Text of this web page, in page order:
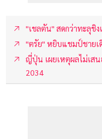
"เชลตัน" สดกว่าทะลุชิ
"ตรัย" หยิบแชมป์ชายเ
ญี่ปุ่น เผยเหตุผลไม่เส
2034